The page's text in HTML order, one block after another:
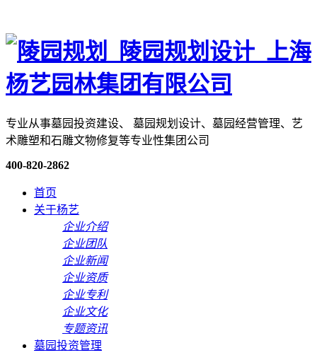
专业从事墓园投资建设、 墓园规划设计、墓园经营管理、艺
术雕塑和石雕文物修复等专业性集团公司
400-820-2862
首页
关于杨艺
企业介绍
企业团队
企业新闻
企业资质
企业专利
企业文化
专题资讯
墓园投资管理